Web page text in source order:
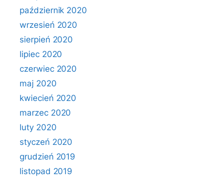
październik 2020
wrzesień 2020
sierpień 2020
lipiec 2020
czerwiec 2020
maj 2020
kwiecień 2020
marzec 2020
luty 2020
styczeń 2020
grudzień 2019
listopad 2019